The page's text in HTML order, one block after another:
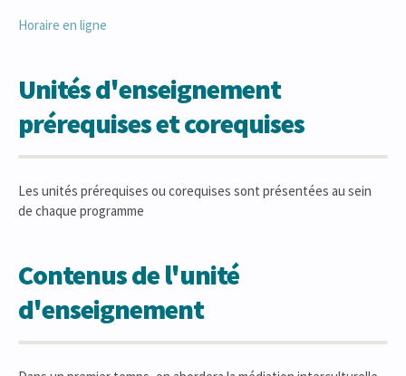
Horaire en ligne
Unités d'enseignement
prérequises et corequises
Les unités prérequises ou corequises sont présentées au sein
de chaque programme
Contenus de l'unité
d'enseignement